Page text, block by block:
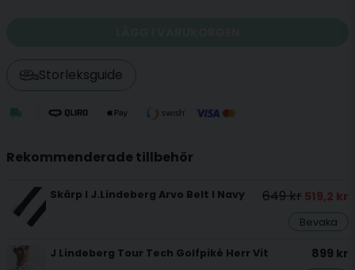
Storleksguide
Rekommenderade tillbehör
Skärp I J.Lindeberg Arvo Belt I Navy 649 kr 519,2 kr
Bevaka
J Lindeberg Tour Tech Golfpiké Herr Vit 899 kr